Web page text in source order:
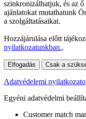
szinkronizálhatjuk, és az
ajánlatokat mutathatunk
a szolgáltatásaikat.
Hozzájárulása előtt
nyilatkozatunkban..
Elfogadás Csak a
Adatvédelemi
Egyéni adatvédelmi
Customer match